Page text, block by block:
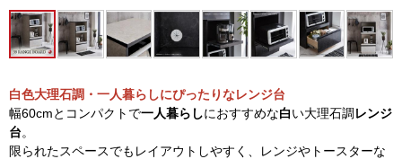
白色大理石調・一人暮らしにぴったりなレンジ台
幅60cmとコンパクトで一人暮らしにおすすめな白い大理石調 レンジ
台。
限られたスペースでもレイアウトしやすく、レンジやトースターな